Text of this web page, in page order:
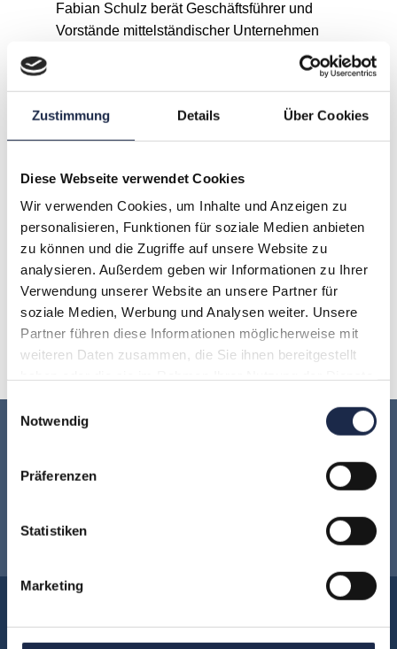
Zustimmung Details Über Cookies
Diese Webseite verwendet Cookies
Wir verwenden Cookies, um Inhalte und Anzeigen zu
personalisieren, Funktionen für soziale Medien anbieten
zu können und die Zugriffe auf unsere Website zu
analysieren. Außerdem geben wir Informationen zu Ihrer
Verwendung unserer Website an unsere Partner für
soziale Medien, Werbung und Analysen weiter. Unsere
Partner führen diese Informationen möglicherweise mit
weiteren Daten zusammen, die Sie ihnen bereitgestellt
Einwilligungsauswahl
Notwendig
Präferenzen
Statistiken
Marketing
Fabian Schulz berät Geschäftsführer und
Vorstände mittelständischer Unternehmen
in Zusammenhang mit der strategischen
Beratungsschwerpunkte liegen dabei auf der
kaufmännischen Bewertung und Begleitung von
Carveouts und M&A-Transaktionen im IT-Umfeld.
A C D E
H I J K L M N
O P Q R S T U
V W X Y Z
Keine Veranstaltung mehr verpassen:
Jetzt für den
MVFP Akademie
Über uns